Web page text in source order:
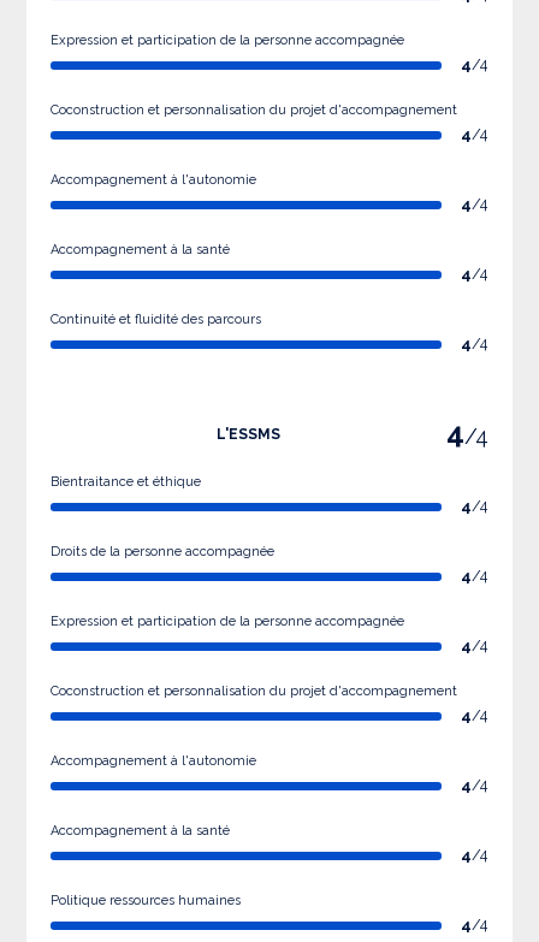
Expression et participation de la personne accompagnée
4/4
Coconstruction et personnalisation du projet d'accompagnement
4/4
Accompagnement à l'autonomie
4/4
Accompagnement à la santé
4/4
Continuité et fluidité des parcours
4/4
L'ESSMS 4/4
Bientraitance et éthique
4/4
Droits de la personne accompagnée
4/4
Expression et participation de la personne accompagnée
4/4
Coconstruction et personnalisation du projet d'accompagnement
4/4
Accompagnement à l'autonomie
4/4
Accompagnement à la santé
4/4
Politique ressources humaines
4/4